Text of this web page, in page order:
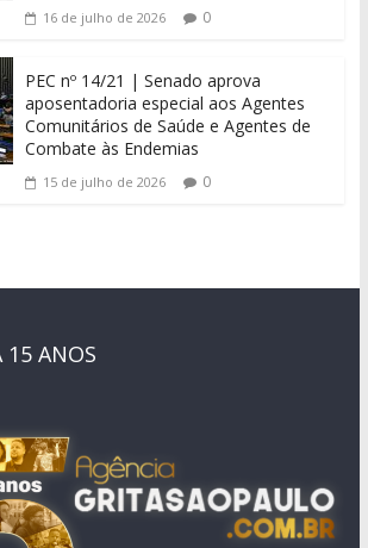
16 de julho de 2026 0
PEC nº 14/21 | Senado aprova
aposentadoria especial aos Agentes
Comunitários de Saúde e Agentes de
Combate às Endemias
15 de julho de 2026 0
15 ANOS